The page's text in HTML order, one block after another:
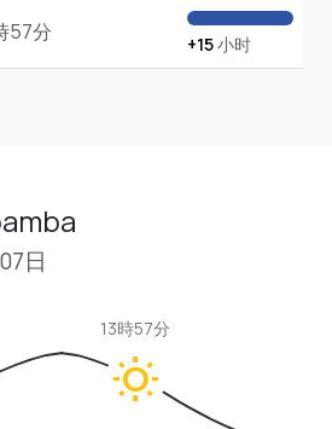
57分 +15小时
日
wb_sunny
13時57分